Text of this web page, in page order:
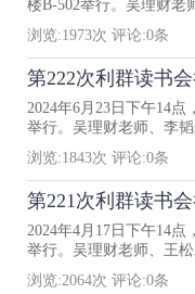
楼B-502举行。吴理财老
浏览:1973次 评论:0条
第222次利群读书
2024年6月23日下午14
举行。吴理财老师、李
浏览:1843次 评论:0条
第221次利群读书
2024年4月17日下午14
举行。吴理财老师、王
浏览:2064次 评论:0条